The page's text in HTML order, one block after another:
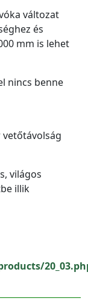
változat
és
mm is lehet
nincs benne
vetőtávolság
világos
illik